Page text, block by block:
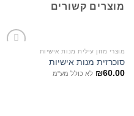
מוצרים קשורים
מוצרי מזון עילית מנות אישיות
סוכרזית מנות אישיות
₪60.00 לא כולל מע"מ